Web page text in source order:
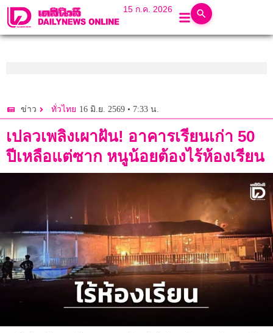
15 ก.ค. 2026
ข่าว ทั่วไทย 16 มิ.ย. 2569 • 7:33 น.
เปลวเพลิงเผาฝัน! อาคารเรียนเก่า 50
ปีเหลือแต่ซาก หนูน้อยต้องไร้ห้องเรียน